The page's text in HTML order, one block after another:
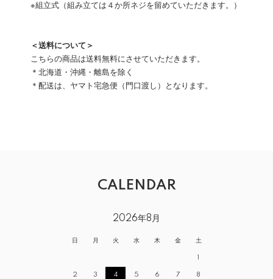
※組立式（組み立ては４か所ネジを留めていただきます。）
＜送料について＞
こちらの商品は送料無料にさせていただきます。
＊北海道・沖縄・離島を除く
＊配送は、ヤマト宅急便（門口渡し）となります。
CALENDAR
2026年8月
日 月 火 水 木 金 土
1
2 3 4 5 6 7 8